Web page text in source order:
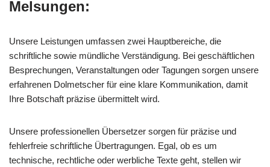
Melsungen:
Unsere Leistungen umfassen zwei Hauptbereiche, die
schriftliche sowie mündliche Verständigung. Bei geschäftlichen
Besprechungen, Veranstaltungen oder Tagungen sorgen unsere
erfahrenen Dolmetscher für eine klare Kommunikation, damit
Ihre Botschaft präzise übermittelt wird.
Unsere professionellen Übersetzer sorgen für präzise und
fehlerfreie schriftliche Übertragungen. Egal, ob es um
technische, rechtliche oder werbliche Texte geht, stellen wir